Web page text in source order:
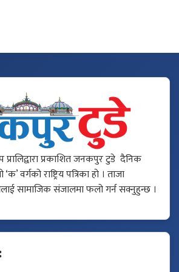
प्रकाशित जनकपुर टुडे दैनिक
वर्गको राष्ट्रिय पत्रिका हो । ताजा
सामाजिक संजालमा फलो गर्न सक्नुहुन्छ ।